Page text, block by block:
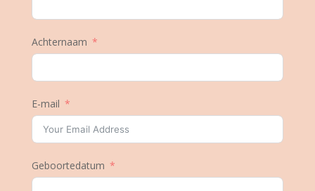
Achternaam
E-mail
Geboortedatum